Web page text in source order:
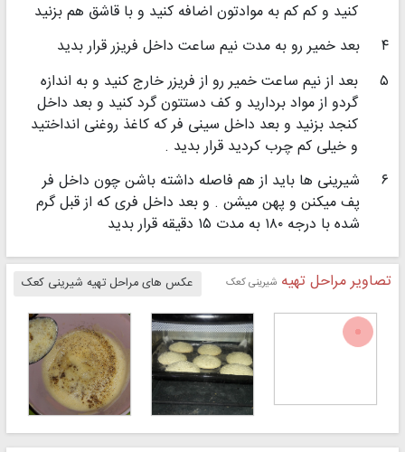
کنید و کم کم به موادتون اضافه کنید و با قاشق هم بزنید
۴
بعد خمیر رو به مدت نیم ساعت داخل فریزر قرار بدید
۵
بعد از نیم ساعت خمیر رو از فریزر خارج کنید و به اندازه
گردو از مواد بردارید و کف دستتون گرد کنید و بعد داخل
کنجد بزنید و بعد داخل سینی فر که کاغذ روغنی انداختید
و خیلی کم چرب کردید قرار بدید .
۶
شیرینی ها باید از هم فاصله داشته باشن چون داخل فر
پف میکنن و پهن میشن . و بعد داخل فری که از قبل گرم
شده با درجه ۱۸۰ به مدت ۱۵ دقیقه قرار بدید
تصاویر مراحل تهیه شیرینی کعک عکس های مراحل تهیه شیرینی کعک